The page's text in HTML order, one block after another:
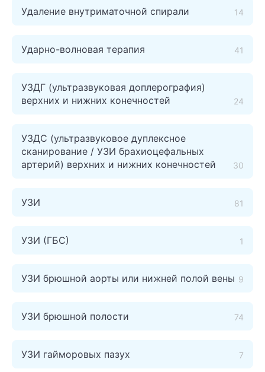
Удаление внутриматочной спирали 14
Ударно-волновая терапия 41
УЗДГ (ультразвуковая доплерография)
верхних и нижних конечностей
24
УЗДС (ультразвуковое дуплексное
сканирование / УЗИ брахиоцефальных
артерий) верхних и нижних конечностей
30
УЗИ 81
УЗИ (ГБС) 1
УЗИ брюшной аорты или нижней полой вены 9
УЗИ брюшной полости 74
УЗИ гайморовых пазух 7